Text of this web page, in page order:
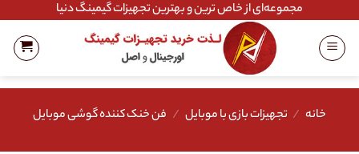
content
مجموعه‌ای از خاص ترین و بهترین تجهیزات گیمینگ دنیا
خانه / تجهیزات بازی با موبایل / فن خنک کننده گوشی موبایل